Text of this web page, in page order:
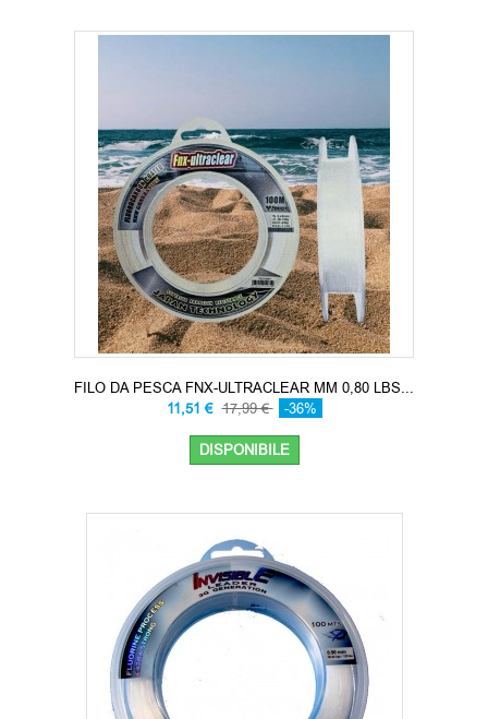
FILO DA PESCA FNX-ULTRACLEAR MM 0,80 LBS...
11,51 € 17,99 € -36%
DISPONIBILE